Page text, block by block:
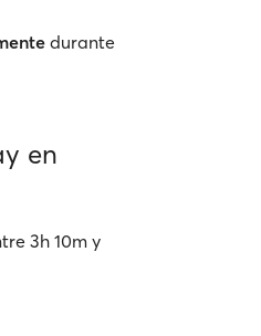
durante
en
3h 10m y